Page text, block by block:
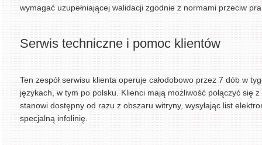
wymagać uzupełniającej walidacji zgodnie z normami przeciw
Serwis techniczne i pomoc klientów
Ten zespół serwisu klienta operuje całodobowo przez 7 dób w
językach, w tym po polsku. Klienci mają możliwość połączyć się
stanowi dostępny od razu z obszaru witryny, wysyłając list
specjalną infolinię.